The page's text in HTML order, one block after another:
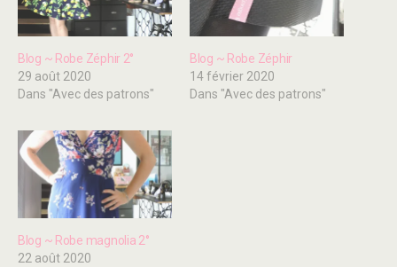
Blog ~ Robe Zéphir 2°
29 août 2020
Dans "Avec des patrons"
Blog ~ Robe Zéphir
14 février 2020
Dans "Avec des patrons"
Blog ~ Robe magnolia 2°
22 août 2020